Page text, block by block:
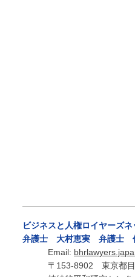
ビジネスと人権ロイヤーズネ
弁護士 大村恵実 弁護士
Email:
〒153-8902 東京都目黒